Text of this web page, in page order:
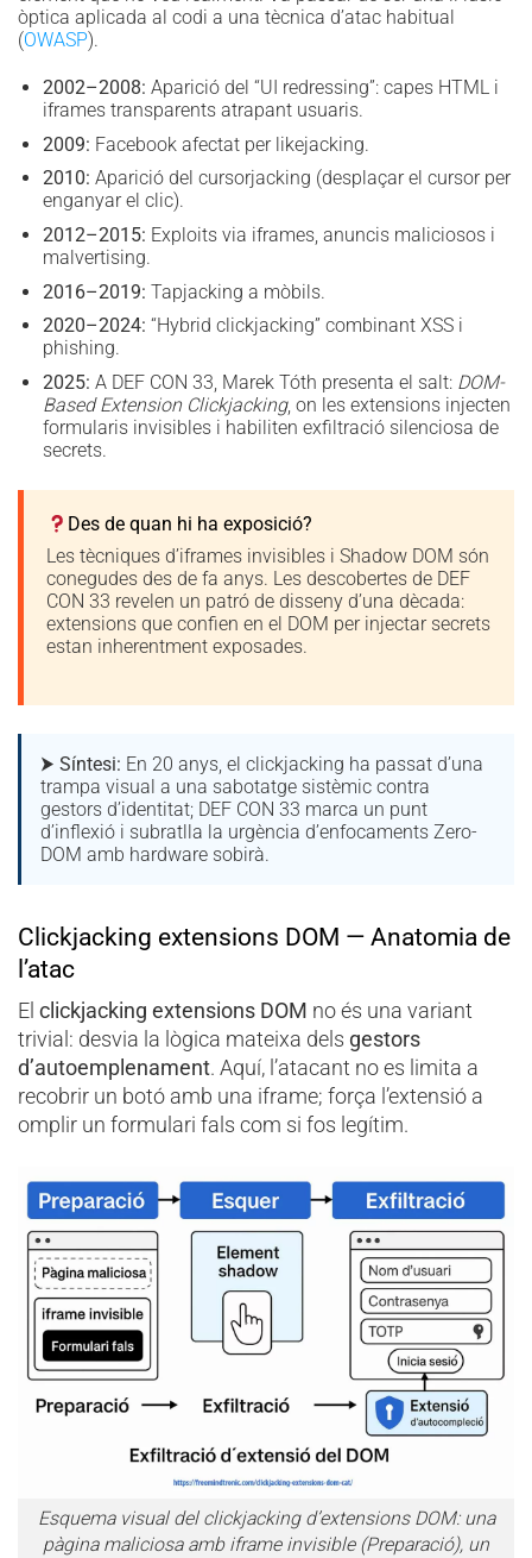
òptica aplicada al codi a una tècnica d’atac habitual
(OWASP).
2002–2008: Aparició del “UI redressing”: capes HTML i
iframes transparents atrapant usuaris.
2009: Facebook afectat per likejacking.
2010: Aparició del cursorjacking (desplaçar el cursor per
enganyar el clic).
2012–2015: Exploits via iframes, anuncis maliciosos i
malvertising.
2016–2019: Tapjacking a mòbils.
2020–2024: “Hybrid clickjacking” combinant XSS i
phishing.
2025: A DEF CON 33, Marek Tóth presenta el salt: DOM-
Based Extension Clickjacking, on les extensions injecten
formularis invisibles i habiliten exfiltració silenciosa de
secrets.
Des de quan hi ha exposició?
Les tècniques d’iframes invisibles i Shadow DOM són
conegudes des de fa anys. Les descobertes de DEF
CON 33 revelen un patró de disseny d’una dècada:
extensions que confien en el DOM per injectar secrets
estan inherentment exposades.
⮞ Síntesi: En 20 anys, el clickjacking ha passat d’una
trampa visual a una sabotatge sistèmic contra
gestors d’identitat; DEF CON 33 marca un punt
d’inflexió i subratlla la urgència d’enfocaments Zero-
DOM amb hardware sobirà.
Clickjacking extensions DOM — Anatomia de
l’atac
El clickjacking extensions DOM no és una variant
trivial: desvia la lògica mateixa dels gestors
d’autoemplenament. Aquí, l’atacant no es limita a
recobrir un botó amb una iframe; força l’extensió a
omplir un formulari fals com si fos legítim.
Esquema visual del clickjacking d’extensions DOM: una
pàgina maliciosa amb iframe invisible (Preparació), un